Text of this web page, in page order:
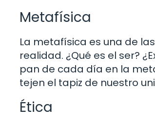
Metafísica
La metafísica es una de
realidad. ¿Qué es el ser?
pan de cada día en la
tejen el tapiz de nuestro
Ética